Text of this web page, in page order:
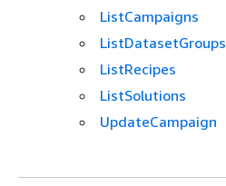
ListCampaigns
ListDatasetGroups
ListRecipes
ListSolutions
UpdateCampaign